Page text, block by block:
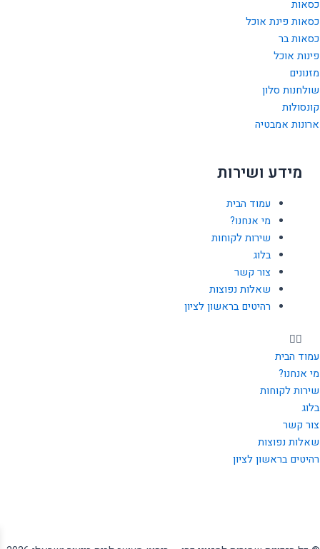
כסאות
כסאות פינת אוכל
כסאות בר
פינות אוכל
מזנונים
שולחנות סלון
קונסולות
ארונות אמבטיה
מידע ושירות
עמוד הבית
מי אנחנו?
שירות לקוחות
בלוג
צור קשר
שאלות נפוצות
רהיטים בראשון לציון
עמוד הבית
מי אנחנו?
שירות לקוחות
בלוג
צור קשר
שאלות נפוצות
רהיטים בראשון לציון